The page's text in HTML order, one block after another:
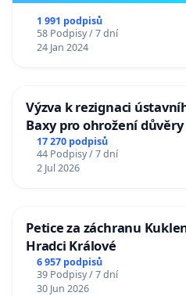
1 991 podpisů
58 Podpisy / 7 dní
24 Jan 2024
Výzva k rezignaci
Baxy pro ohrožení
17 270 podpisů
44 Podpisy / 7 dní
2 Jul 2026
Petice za záchranu
Hradci Králové
6 957 podpisů
39 Podpisy / 7 dní
30 Jun 2026